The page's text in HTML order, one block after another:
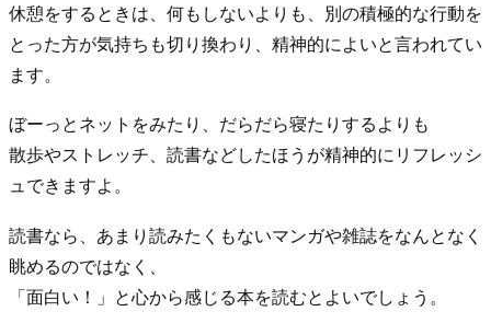
休憩をするときは、何もしないよりも、別の積極的な行動を
とった方が気持ちも切り換わり、精神的によいと言われてい
ます。
ぼーっとネットをみたり、だらだら寝たりするよりも
散歩やストレッチ、読書などしたほうが精神的にリフレッシ
ュできますよ。
読書なら、あまり読みたくもないマンガや雑誌をなんとなく
眺めるのではなく、
「面白い！」と心から感じる本を読むとよいでしょう。